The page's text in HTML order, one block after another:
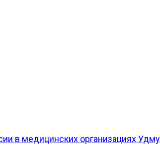
медицинских организациях